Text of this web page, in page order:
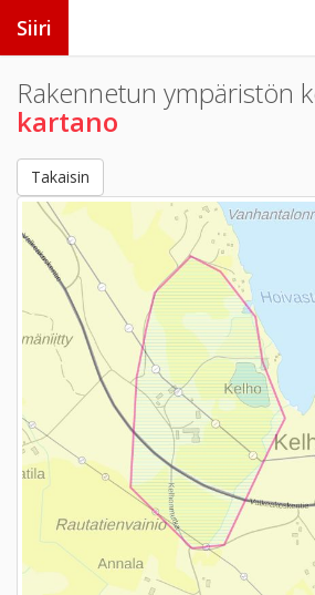
Siiri
Rakennetun ympäristön
kartano
Takaisin